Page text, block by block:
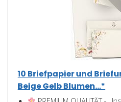
10 Briefpapier und
Beige Gelb Blumen...*